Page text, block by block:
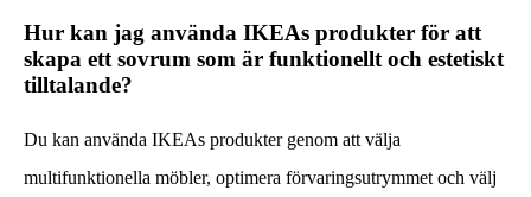
Hur kan jag använda IKEAs produkter för att
skapa ett sovrum som är funktionellt och estetiskt
tilltalande?
Du kan använda IKEAs produkter genom att välja
multifunktionella möbler, optimera förvaringsutrymmet och välj